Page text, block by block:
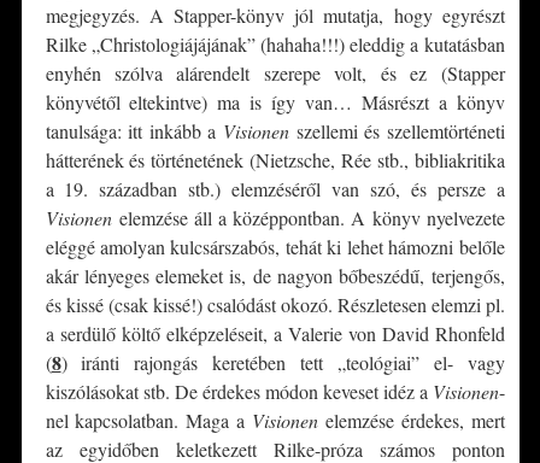
megjegyzés. A Stapper-könyv jól mutatja, hogy egyrészt
Rilke „Christologiájájának” (hahaha!!!) eleddig a kutatásban
enyhén szólva alárendelt szerepe volt, és ez (Stapper
könyvétől eltekintve) ma is így van… Másrészt a könyv
tanulsága: itt inkább a Visionenszellemi és szellemtörténeti
hátterének és történetének (Nietzsche, Rée stb., bibliakritika
a 19. században stb.) elemzéséről van szó, és persze a
Visionenelemzése áll a középpontban. A könyv nyelvezete
eléggé amolyan kulcsárszabós, tehát ki lehet hámozni belőle
akár lényeges elemeket is, de nagyon bőbeszédű, terjengős,
és kissé (csak kissé!) csalódást okozó. Részletesen elemzi pl.
a serdülő költő elképzeléseit, a Valerie von David Rhonfeld
(8)iránti rajongás keretében tett „teológiai” el- vagy
kiszólásokat stb. De érdekes módon keveset idéz a Visionen-
nel kapcsolatban. Maga a Visionen elemzése érdekes, mert
az egyidőben keletkezett Rilke-próza számos ponton